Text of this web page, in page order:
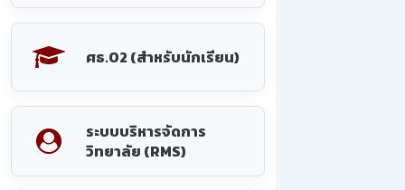
ศธ.02 (สำหรับนักเรียน)
ระบบบริหารจัดการ
วิทยาลัย (RMS)